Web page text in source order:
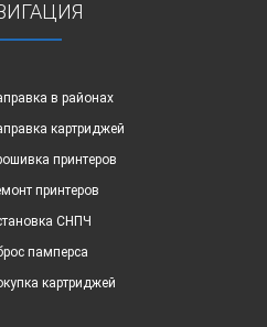
в районах
картриджей
принтеров
принтеров
СНПЧ
памперса
картриджей